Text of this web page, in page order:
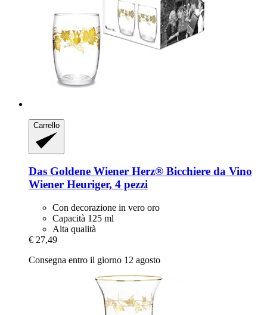
Carrello
Das Goldene Wiener Herz® Bicchiere da Vino
Wiener Heuriger, 4 pezzi
Con decorazione in vero oro
Capacità 125 ml
Alta qualità
€ 27,49
Consegna entro il giorno 12 agosto